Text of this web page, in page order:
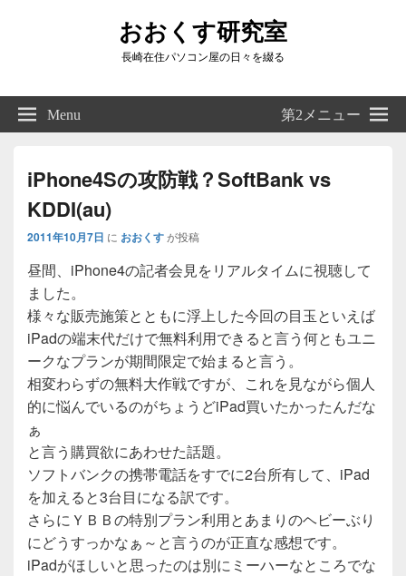
おおくす研究室
長崎在住パソコン屋の日々を綴る
Right
Sidebar
Widget
Menu 第2メニュー
iPhone4Sの攻防戦？SoftBank vs
KDDI(au)
2011年10月7日 に おおくすが投稿
昼間、iPhone4の記者会見をリアルタイムに視聴して
ました。
様々な販売施策とともに浮上した今回の目玉といえば
iPadの端末代だけで無料利用できると言う何ともユニ
ークなプランが期間限定で始まると言う。
相変わらずの無料大作戦ですが、これを見ながら個人
的に悩んでいるのがちょうどiPad買いたかったんだな
ぁ
と言う購買欲にあわせた話題。
ソフトバンクの携帯電話をすでに2台所有して、iPad
を加えると3台目になる訳です。
さらにＹＢＢの特別プラン利用とあまりのヘビーぶり
にどうすっかなぁ～と言うのが正直な感想です。
iPadがほしいと思ったのは別にミーハーなところでな